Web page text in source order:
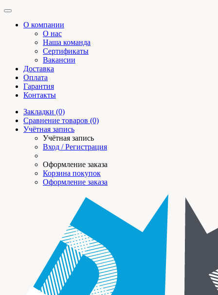
О компании
О нас
Наша команда
Сертификаты
Вакансии
Доставка
Оплата
Гарантия
Контакты
Закладки (0)
Сравнение товаров (0)
Учётная запись
Учётная запись
Вход / Регистрация
Оформление заказа
Корзина покупок
Оформление заказа